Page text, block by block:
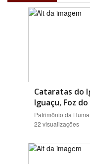
Cataratas do
Iguaçu, Foz
Patrimônio da
22 visualizações